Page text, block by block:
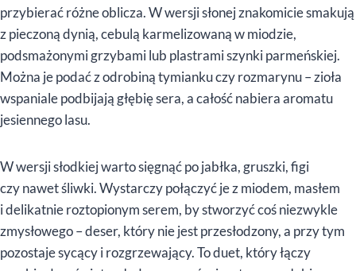
przybierać różne oblicza. W wersji słonej znakomicie smakują
z pieczoną dynią, cebulą karmelizowaną w miodzie,
podsmażonymi grzybami lub plastrami szynki parmeńskiej.
Można je podać z odrobiną tymianku czy rozmarynu – zioła
wspaniale podbijają głębię sera, a całość nabiera aromatu
jesiennego lasu.
W wersji słodkiej warto sięgnąć po jabłka, gruszki, figi
czy nawet śliwki. Wystarczy połączyć je z miodem, masłem
i delikatnie roztopionym serem, by stworzyć coś niezwykle
zmysłowego – deser, który nie jest przesłodzony, a przy tym
pozostaje sycący i rozgrzewający. To duet, który łączy